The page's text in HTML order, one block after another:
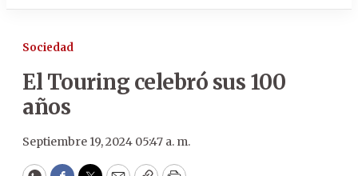
Sociedad
El Touring celebró sus 100
años
Septiembre 19, 2024 05:47 a. m.